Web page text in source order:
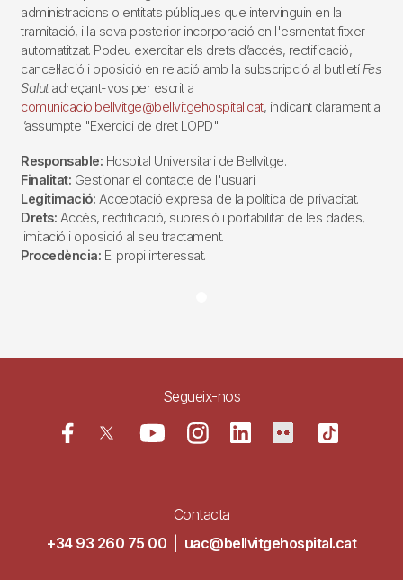
administracions o entitats públiques que intervinguin en la
tramitació, i la seva posterior incorporació en l'esmentat fitxer
automatitzat. Podeu exercitar els drets d’accés, rectificació,
cancel·lació i oposició en relació amb la subscripció al butlletí Fes
Salutadreçant-vos per escrit a
comunicacio.bellvitge@bellvitgehospital.cat, indicant clarament a
l’assumpte "Exercici de dret LOPD".
Responsable: Hospital Universitari de Bellvitge.
Finalitat: Gestionar el contacte de l'usuari
Legitimació: Acceptació expresa de la política de privacitat.
Drets: Accés, rectificació, supresió i portabilitat de les dades,
limitació i oposició al seu tractament.
Procedència: El propi interessat.
Segueix-nos
Contacta
+34 93 260 75 00
uac@bellvitgehospital.cat